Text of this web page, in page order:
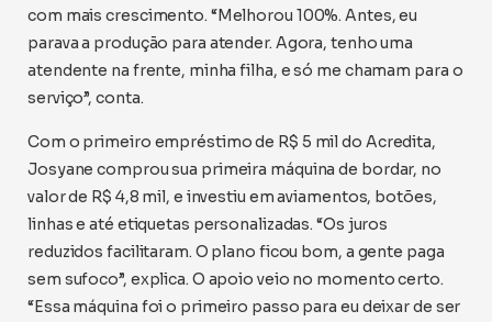
com mais crescimento. “Melhorou 100%. Antes, eu
parava a produção para atender. Agora, tenho uma
atendente na frente, minha filha, e só me chamam para o
serviço”, conta.
Com o primeiro empréstimo de R$ 5 mil do Acredita,
Josyane comprou sua primeira máquina de bordar, no
valor de R$ 4,8 mil, e investiu em aviamentos, botões,
linhas e até etiquetas personalizadas. “Os juros
reduzidos facilitaram. O plano ficou bom, a gente paga
sem sufoco”, explica. O apoio veio no momento certo.
“Essa máquina foi o primeiro passo para eu deixar de ser